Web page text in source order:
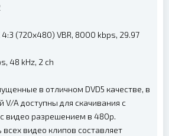
4:3 (720x480) VBR, 8000 kbps, 29.97
48 kHz, 2 ch
в отличном DVD5 качестве, в
V/A доступны для скачивания с
видео разрешением в 480p.
видео клипов составляет